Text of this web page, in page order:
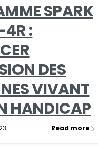
SPARK
:
DES
VIVANT
HANDICAP
Read more